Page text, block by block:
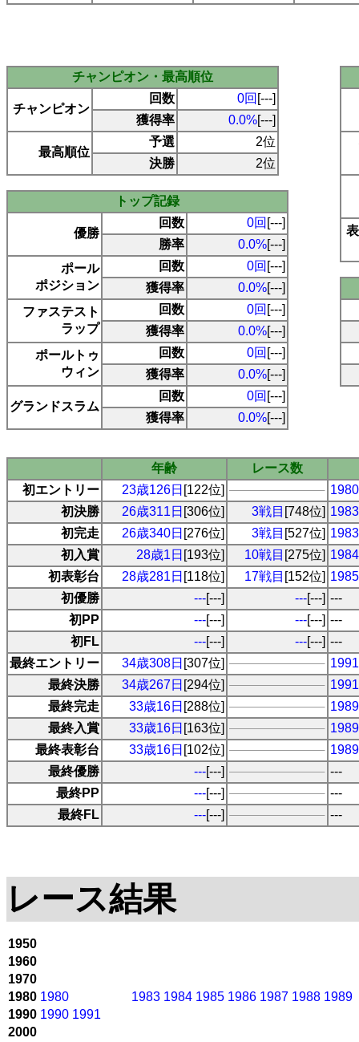
チャンピオン・最高順位
チャンピオン
回数 0回 [---]
獲得率
0.0%[---]
最高順位
予選
2位
決勝
2位
トップ記録
優勝
回数 0回 [---]
勝率
0.0%[---]
ポール
ポジション
回数 0回 [---]
獲得率
0.0%[---]
ファステスト
ラップ
回数 0回 [---]
獲得率
0.0%[---]
ポールトゥ
ウィン
回数 0回 [---]
獲得率
0.0%[---]
グランドスラム
回数 0回 [---]
獲得率
0.0%[---]
年齢
レース数
初エントリー
23歳126日 [122位]
初決勝
26歳311日 [306位] 3戦目 [748位]
初完走
26歳340日 [276位] 3戦目 [527位]
初入賞
28歳1日 [193位] 10戦目 [275位]
初表彰台
28歳281日 [118位] 17戦目 [152位]
初優勝
---[---] ---[---] ---
初PP
---[---] ---[---] ---
初FL
---[---] ---[---] ---
最終エントリー
34歳308日 [307位]
最終決勝
34歳267日 [294位]
最終完走
33歳16日 [288位]
最終入賞
33歳16日 [163位]
最終表彰台
33歳16日 [102位]
最終優勝
---[---]
---
最終PP
---[---]
---
最終FL
---[---] ---
レース結果
1950
1960
1970
1980 1980 1983 1984 1985 1986 1987 1988 1989
1990 1990 1991
2000